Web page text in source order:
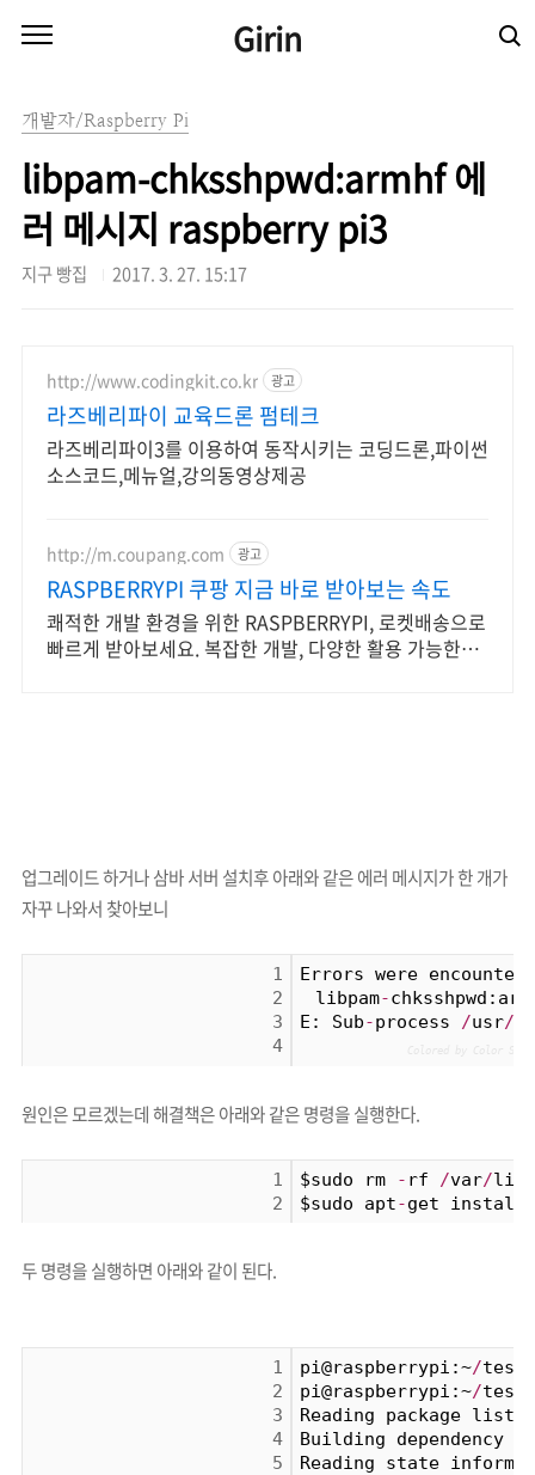
Girin
개발자/Raspberry Pi
libpam-chksshpwd:armhf 에
러 메시지 raspberry pi3
지구 빵집 2017. 3. 27. 15:17
http://www.codingkit.co.kr 광고
라즈베리파이 교육드론 펌테크
라즈베리파이3를 이용하여 동작시키는 코딩드론,파이썬
소스코드,메뉴얼,강의동영상제공
http://m.coupang.com 광고
RASPBERRYPI 쿠팡 지금 바로 받아보는 속도
쾌적한 개발 환경을 위한 RASPBERRYPI, 로켓배송으로
빠르게 받아보세요. 복잡한 개발, 다양한 활용 가능한
업그레이드 하거나 삼바 서버 설치후 아래와 같은 에러 메시지가 한 개가
자꾸 나와서 찾아보니
1
2
3
4
Errors were
libpam-
E: Sub-process /usr/
원인은 모르겠는데 해결책은 아래와 같은 명령을 실행한다.
1
2
$sudo rm - rf /var/lib
$sudo apt-get install
두 명령을 실행하면 아래와 같이 된다.
1
2
3
4
5
pi@raspberrypi:~/test
pi@raspberrypi:~/test
Reading package
Building dependency
Reading state